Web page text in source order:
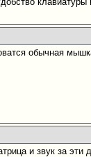
обычная
и звук за эти